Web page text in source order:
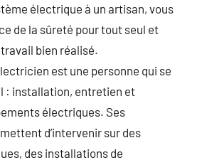
électrique à un artisan, vous
de la sûreté pour tout seul et
bien réalisé.
est une personne qui se
: installation, entretien et
électriques. Ses
d’intervenir sur des
des installations de